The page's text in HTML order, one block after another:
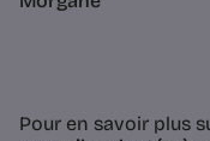
Pour en savoir plus